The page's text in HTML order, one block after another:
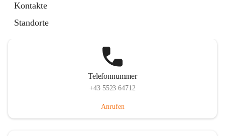
Kontakte
Standorte
Telefonnummer
+43 5523 64712
Anrufen